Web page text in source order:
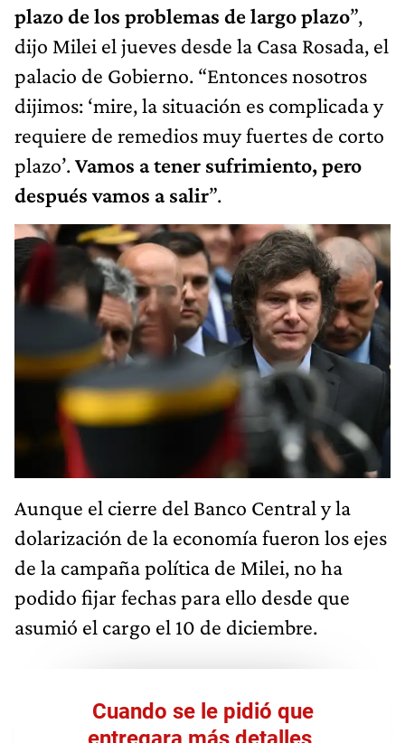
plazo de los problemas de largo plazo”,
dijo Milei el jueves desde la Casa Rosada, el
palacio de Gobierno. “Entonces nosotros
dijimos: ‘mire, la situación es complicada y
requiere de remedios muy fuertes de corto
plazo’.Vamos a tener sufrimiento, pero
después vamos a salir”.
Aunque el cierre del Banco Central y la
dolarización de la economía fueron los ejes
de la campaña política de Milei, no ha
podido fijar fechas para ello desde que
asumió el cargo el 10 de diciembre.
Cuando se le pidió que